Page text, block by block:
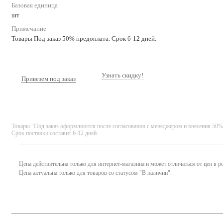
Базовая единица
шт
Примечание
Товары Под заказ 50% предоплата. Срок 6-12 дней.
Привезем под заказ Узнать скидку!
Товары "Под заказ оформляются после согласования с менеджером и внесения
Срок поставки составит 6-12 дней.
Цена действительна только для интернет-магазина и может отличаться от цен в
Цена актуальна только для товаров со статусом "В наличии".